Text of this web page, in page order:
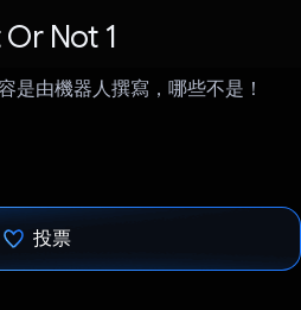
Not 1
是由機器人撰寫，哪些不是！
投票